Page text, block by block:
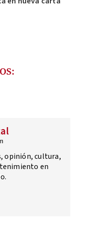
opinión, cultura,
en